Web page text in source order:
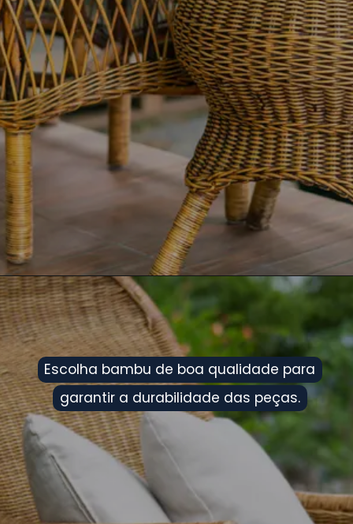
Escolha bambu de boa qualidade para
garantir a durabilidade das peças.
Escolha bambu de boa qualidade para
garantir a durabilidade das peças.